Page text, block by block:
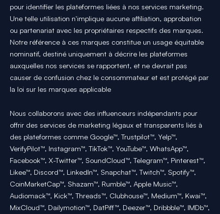
pour identifier les plateformes liées à nos services marketing.
Une telle utilisation n'implique aucune affiliation, approbation
ou partenariat avec les propriétaires respectifs des marques.
Notre référence à ces marques constitue un usage équitable
nominatif, destiné uniquement à décrire les plateformes
auxquelles nos services se rapportent, et ne devrait pas
causer de confusion chez le consommateur et est protégé par
la loi sur les marques applicable
Nous collaborons avec des influenceurs indépendants pour
offrir des services de marketing légaux et transparents liés à
des plateformes comme Google™, Trustpilot™, Yelp™,
VerifyPilot™, Instagram™, TikTok™, YouTube™, WhatsApp™,
Facebook™, X-Twitter™, SoundCloud™, Telegram™, Pinterest™,
Likee™, Discord™, LinkedIn™, Snapchat™, Twitch™, Spotify™,
CoinMarketCap™, Shazam™, Rumble™, Apple Music™,
Audiomack™, Kick™, Threads™, Clubhouse™, Medium™, Kwai™,
MixCloud™, Dailymotion™, DatPiff™, Deezer™, Dribbble™, IMDb™,